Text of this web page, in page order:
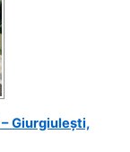
Giurgiulești,